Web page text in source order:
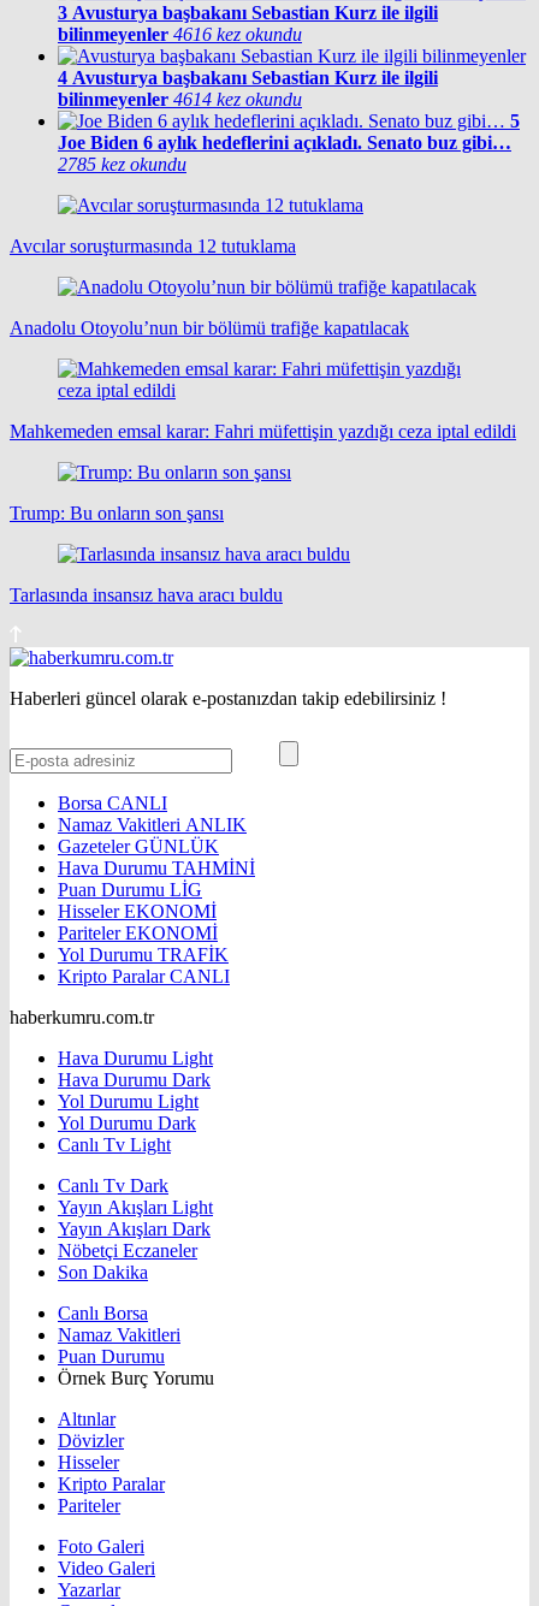
3 Avusturya başbakanı Sebastian Kurz ile ilgili
bilinmeyenler 4616 kez okundu
4 Avusturya başbakanı Sebastian Kurz ile ilgili
bilinmeyenler 4614 kez okundu
5
Joe Biden 6 aylık hedeflerini açıkladı. Senato buz gibi…
2785 kez okundu
Avcılar soruşturmasında 12 tutuklama
Anadolu Otoyolu’nun bir bölümü trafiğe kapatılacak
Mahkemeden emsal karar: Fahri müfettişin yazdığı ceza iptal edildi
Trump: Bu onların son şansı
Tarlasında insansız hava aracı buldu
Haberleri güncel olarak e-postanızdan takip edebilirsiniz !
Borsa CANLI
Namaz Vakitleri ANLIK
GazetelerGÜNLÜK
Hava Durumu TAHMİNİ
Puan Durumu LİG
HisselerEKONOMİ
ParitelerEKONOMİ
Yol Durumu TRAFİK
Kripto ParalarCANLI
haberkumru.com.tr
Hava Durumu Light
Hava Durumu Dark
Yol Durumu Light
Yol Durumu Dark
Canlı Tv Light
Canlı Tv Dark
Yayın Akışları Light
Yayın Akışları Dark
Nöbetçi Eczaneler
Son Dakika
Canlı Borsa
Namaz Vakitleri
Puan Durumu
Örnek Burç Yorumu
Altınlar
Dövizler
Hisseler
Kripto Paralar
Pariteler
Foto Galeri
Video Galeri
Yazarlar